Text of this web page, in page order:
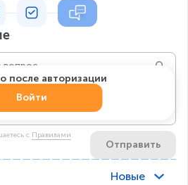
c Правилами
Отправить
после авторизации
Войти
Новые